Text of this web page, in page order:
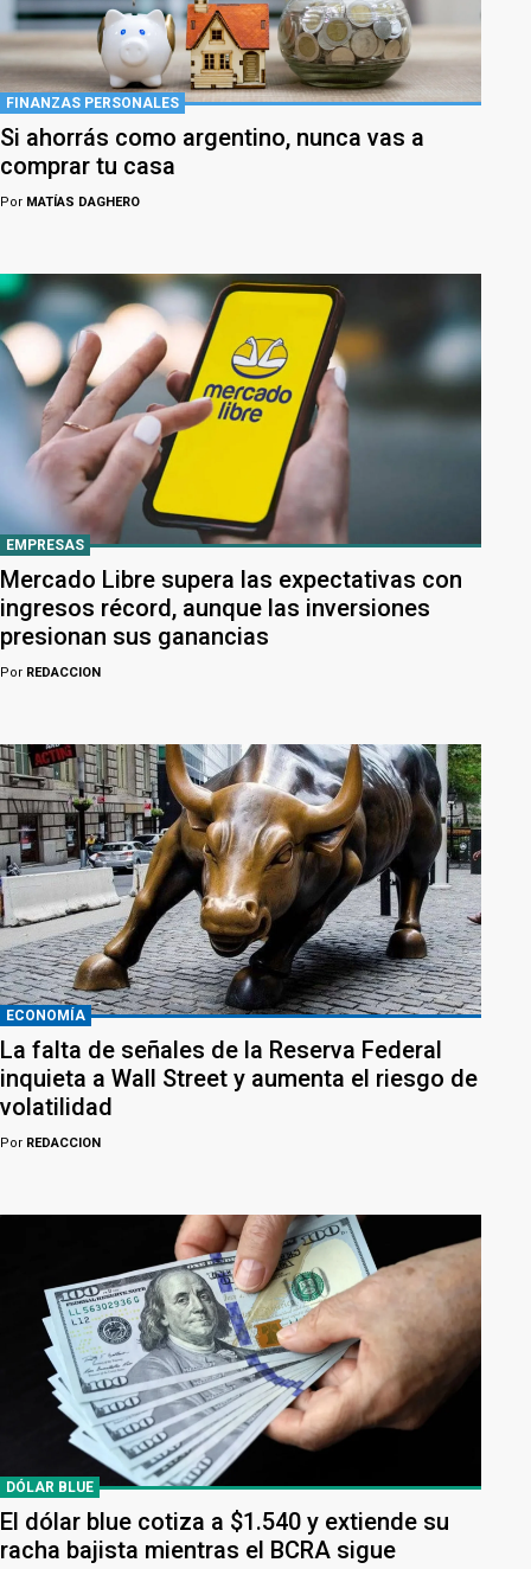
FINANZAS PERSONALES
Si ahorrás como argentino, nunca vas a
comprar tu casa
Por MATÍAS DAGHERO
EMPRESAS
Mercado Libre supera las expectativas con
ingresos récord, aunque las inversiones
presionan sus ganancias
Por REDACCION
ECONOMÍA
La falta de señales de la Reserva Federal
inquieta a Wall Street y aumenta el riesgo de
volatilidad
Por REDACCION
DÓLAR BLUE
El dólar blue cotiza a $1.540 y extiende su
racha bajista mientras el BCRA sigue